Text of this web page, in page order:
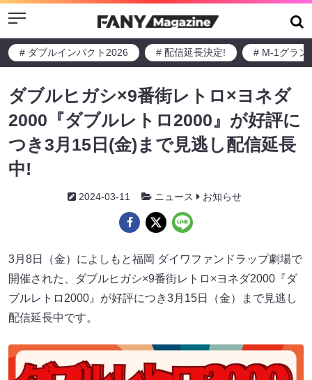
Menu
# ダブルインパクト2026 # 配信延長決定! # M-1グラン
ダブルヒガシ×9番街レトロ×ヨネダ
2000『ダブルレトロ2000』が好評に
つき3月15日(金)まで見逃し配信延長
中!
2024-03-11 ニュース お知らせ
3月8日（金）によしもと福岡 ダイワファンドラップ劇場で
開催された、ダブルヒガシ×9番街レトロ×ヨネダ2000『ダ
ブルレトロ2000』が好評につき3月15日（金）まで見逃し
配信延長中です。